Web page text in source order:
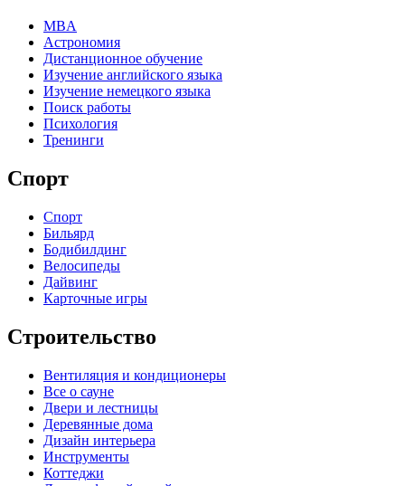
MBA
Астрономия
Дистанционное обучение
Изучение английского языка
Изучение немецкого языка
Поиск работы
Психология
Тренинги
Спорт
Спорт
Бильярд
Бодибилдинг
Велосипеды
Дайвинг
Карточные игры
Строительство
Вентиляция и кондиционеры
Все о сауне
Двери и лестницы
Деревянные дома
Дизайн интерьера
Инструменты
Коттеджи